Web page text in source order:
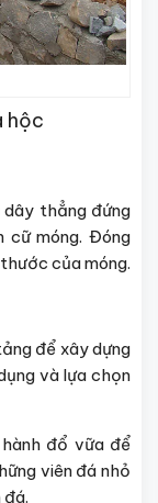
hộc
dây thẳng đứng
cữ móng. Đóng
của móng.
để xây dựng
và lựa chọn
đổ vữa để
viên đá nhỏ
đá.